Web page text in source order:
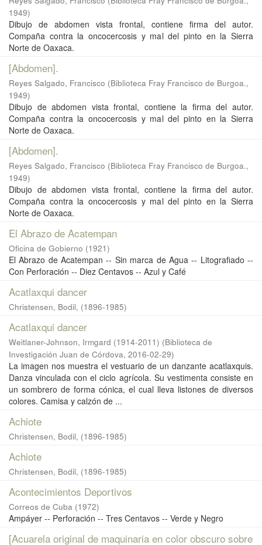
1949)
Dibujo de abdomen vista frontal, contiene firma del autor.
Compaña contra la oncocercosis y mal del pinto en la Sierra
Norte de Oaxaca.
[Abdomen].
Reyes Salgado, Francisco (Biblioteca Fray Francisco de Burgoa.,
1949)
Dibujo de abdomen vista frontal, contiene la firma del autor.
Compaña contra la oncocercosis y mal del pinto en la Sierra
Norte de Oaxaca.
[Abdomen].
Reyes Salgado, Francisco (Biblioteca Fray Francisco de Burgoa.,
1949)
Dibujo de abdomen vista frontal, contiene la firma del autor.
Compaña contra la oncocercosis y mal del pinto en la Sierra
Norte de Oaxaca.
El Abrazo de Acatempan
Oficina de Gobierno (1921)
El Abrazo de Acatempan -- Sin marca de Agua -- Litografiado --
Con Perforación -- Diez Centavos -- Azul y Café
Acatlaxqui dancer
Christensen, Bodil, (1896-1985)
Acatlaxqui dancer
Weitlaner-Johnson, Irmgard (1914-2011) (Biblioteca de
Investigación Juan de Córdova, 2016-02-29)
La imagen nos muestra el vestuario de un danzante acatlaxquis.
Danza vinculada con el ciclo agrícola. Su vestimenta consiste en
un sombrero de forma cónica, el cual lleva listones de diversos
colores. Camisa y calzón de ...
Achiote
Christensen, Bodil, (1896-1985)
Achiote
Christensen, Bodil, (1896-1985)
Acontecimientos Deportivos
Correos de Cuba (1972)
Ampáyer -- Perforación -- Tres Centavos -- Verde y Negro
[Acuarela original de maquinaria en color obscuro sobre